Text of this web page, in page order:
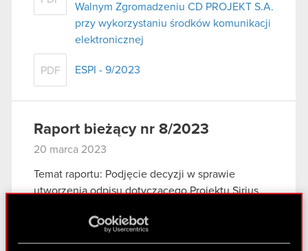
Walnym Zgromadzeniu CD PROJEKT S.A.
przy wykorzystaniu środków komunikacji
elektronicznej
PDF ESPI - 9/2023
Raport bieżący nr 8/2023
20 marca 2023
Temat raportu: Podjęcie decyzji w sprawie
utworzenia odpisu dotyczącego Projektu Sirius
informacje poufne Zarząd CD PROJEKT S.A. z